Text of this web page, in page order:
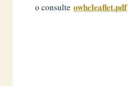
o consulteowhcleaflet.pdf